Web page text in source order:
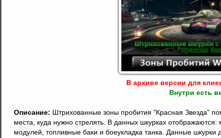
В архиве версии для
Внутри есть
Описание: Штрихованные зоны пробития "Красная Звезда"
места, куда нужно стрелять. В данных шкурках
модулей, топливные баки и боеукладка танка. Данные